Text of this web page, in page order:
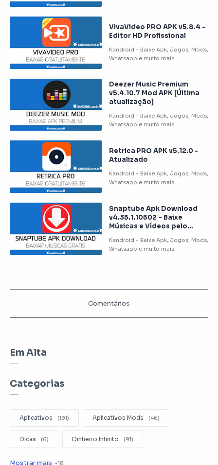
VivaVideo PRO APK v5.8.4 -
Editor HD Profissional
Deezer Music Premium
v5.4.10.7 Mod APK [Última
atualização]
Retrica PRO APK v5.12.0 -
Atualizado
Snaptube Apk Download
v4.35.1.10502 – Baixe
Músicas e Vídeos pelo
Em Alta
Categorias
Aplicativos Aplicativos Mods
Dicas Dinheiro Infinito
Editar Videos